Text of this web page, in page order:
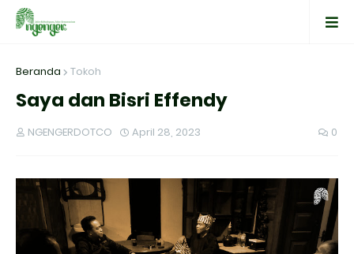
Beranda Tokoh
Saya dan Bisri Effendy
NGENGERDOTCO April 28, 2023 0